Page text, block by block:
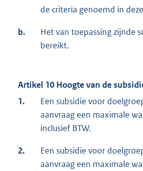
de criteria genoemd in
b.
Het van toepassing zijnde
bereikt.
Artikel 10 Hoogte van de
1.
Een subsidie voor
aanvraag een maximale
inclusief BTW.
2.
Een subsidie voor
aanvraag een maximale